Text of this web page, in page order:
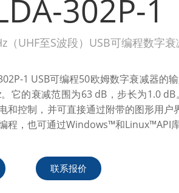
302P-1
（UHF至S波段）USB可编程数字衰
1 USB可编程50欧姆数字衰减器的
它的衰减范围为63 dB，步长为1.0
和控制，并可直接通过附带的图形用户
程，也可通过Windows™和Linux™API库
联系报价